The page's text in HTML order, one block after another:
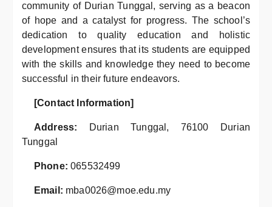
community of Durian Tunggal, serving as a beacon
of hope and a catalyst for progress. The school’s
dedication to quality education and holistic
development ensures that its students are equipped
with the skills and knowledge they need to become
successful in their future endeavors.
[Contact Information]
Address: Durian Tunggal, 76100 Durian
Tunggal
Phone: 065532499
Email: mba0026@moe.edu.my